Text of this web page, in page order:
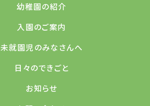
幼稚園の紹介
入園のご案内
未就園児のみなさんへ
日々のできごと
お知らせ